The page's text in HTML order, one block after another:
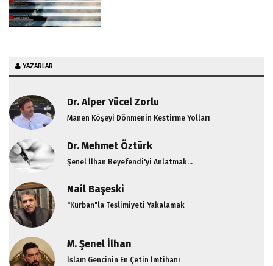
YAZARLAR
Dr. Alper Yücel Zorlu
Manen Köşeyi Dönmenin Kestirme Yolları
Dr. Mehmet Öztürk
Şenel İlhan Beyefendi'yi Anlatmak...
Nail Başeski
"Kurban"la Teslimiyeti Yakalamak
M. Şenel İlhan
İslam Gencinin En Çetin İmtihanı